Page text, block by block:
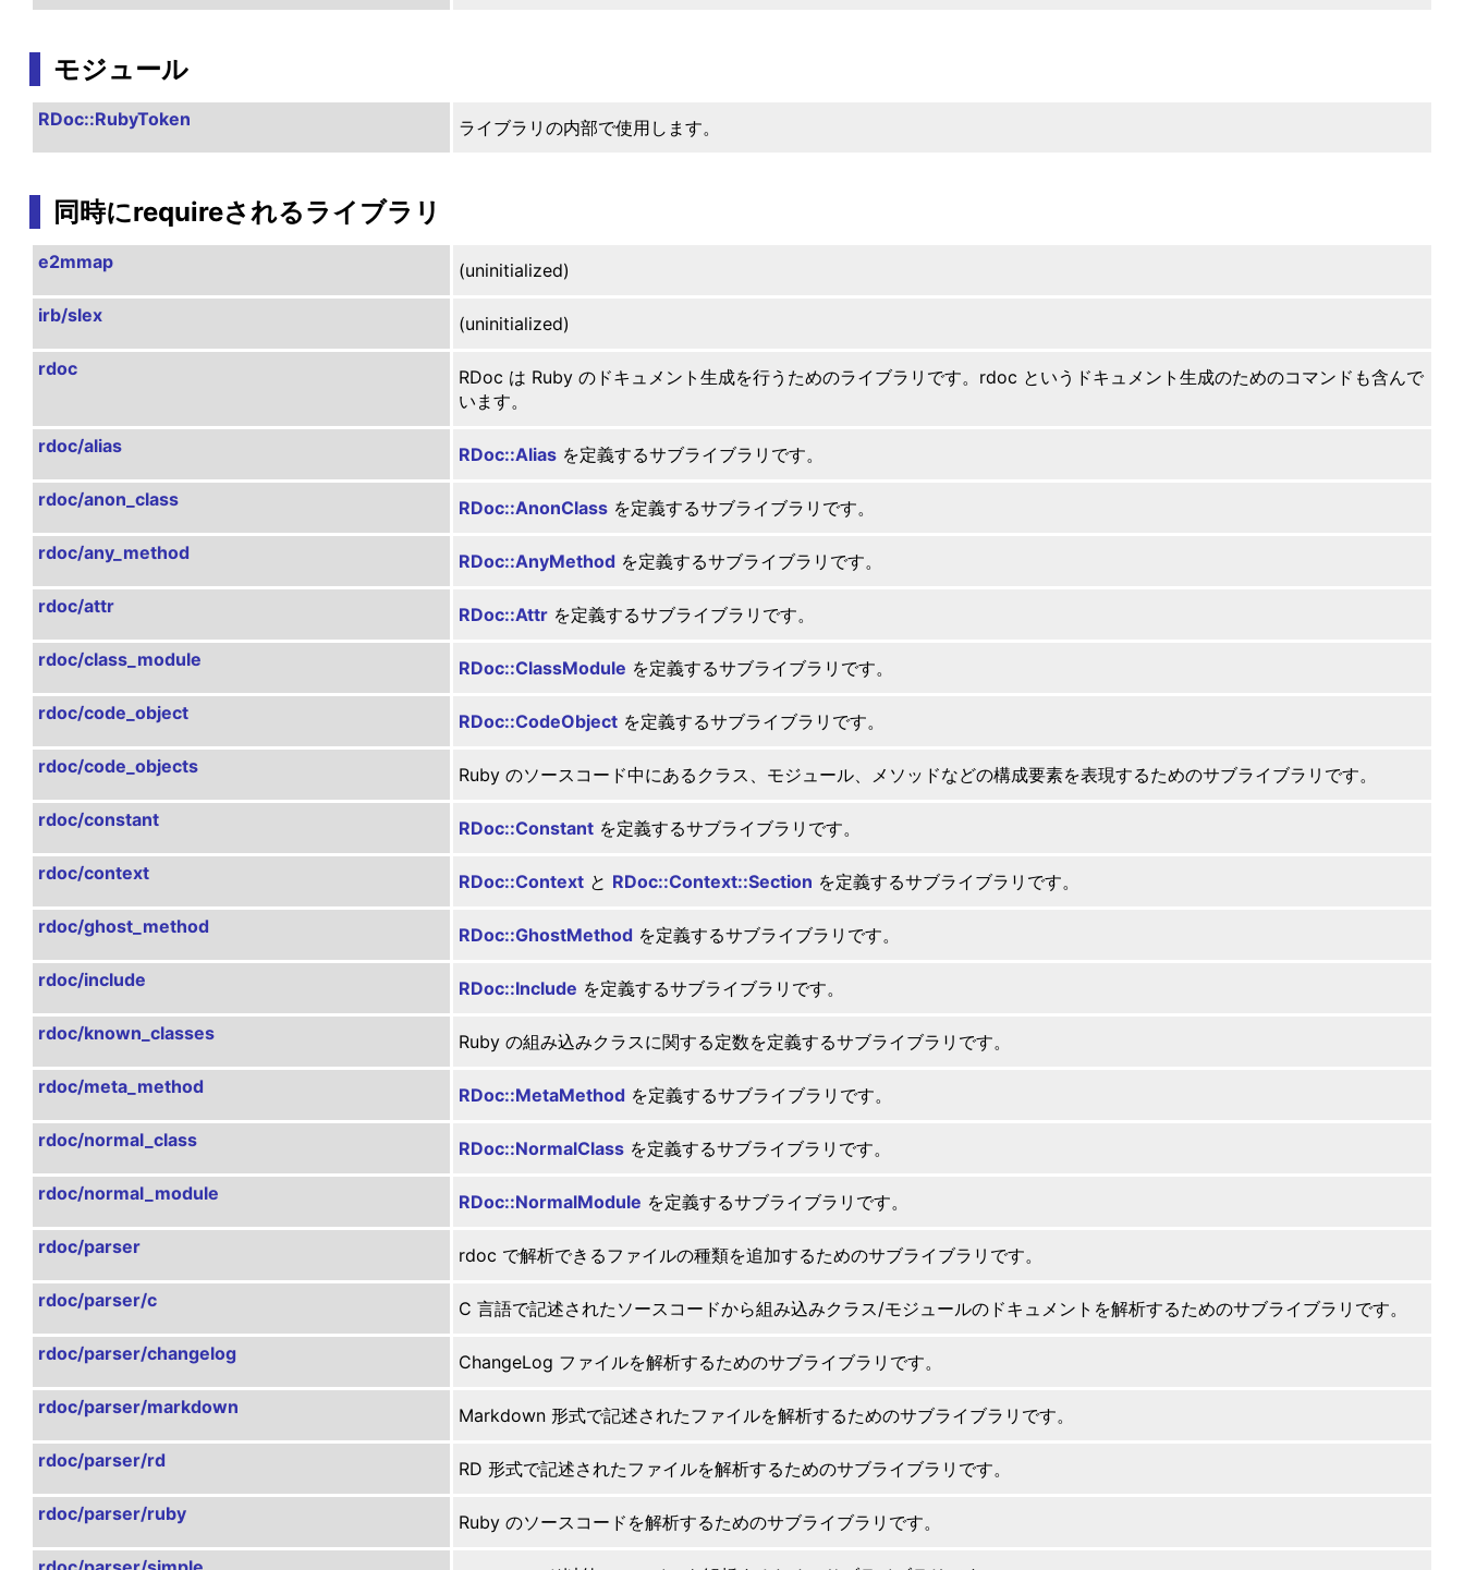
モジュール
RDoc::RubyToken ライブラリの内部で使用します。
同時にrequireされるライブラリ
e2mmap (uninitialized)
irb/slex (uninitialized)
rdoc
RDoc は Ruby のドキュメント生成を行うためのライブラリです。rdoc というドキュメント生成のためのコマンドも含んで
います。
rdoc/alias RDoc::Aliasを定義するサブライブラリです。
rdoc/anon_class RDoc::AnonClassを定義するサブライブラリです。
rdoc/any_method RDoc::AnyMethod を定義するサブライブラリです。
rdoc/attr RDoc::Attrを定義するサブライブラリです。
rdoc/class_module RDoc::ClassModule を定義するサブライブラリです。
rdoc/code_object RDoc::CodeObjectを定義するサブライブラリです。
rdoc/code_objects Ruby のソースコード中にあるクラス、モジュール、メソッドなどの構成要素を表現するためのサブライブラリです。
rdoc/constant RDoc::Constantを定義するサブライブラリです。
rdoc/context RDoc::Contextと RDoc::Context::Section を定義するサブライブラリです。
rdoc/ghost_method RDoc::GhostMethod を定義するサブライブラリです。
rdoc/include RDoc::Include を定義するサブライブラリです。
rdoc/known_classes Ruby の組み込みクラスに関する定数を定義するサブライブラリです。
rdoc/meta_method RDoc::MetaMethod を定義するサブライブラリです。
rdoc/normal_class RDoc::NormalClassを定義するサブライブラリです。
rdoc/normal_module RDoc::NormalModule を定義するサブライブラリです。
rdoc/parser rdoc で解析できるファイルの種類を追加するためのサブライブラリです。
rdoc/parser/c C 言語で記述されたソースコードから組み込みクラス/モジュールのドキュメントを解析するためのサブライブラリです。
rdoc/parser/changelog ChangeLog ファイルを解析するためのサブライブラリです。
rdoc/parser/markdown Markdown 形式で記述されたファイルを解析するためのサブライブラリです。
rdoc/parser/rd RD 形式で記述されたファイルを解析するためのサブライブラリです。
rdoc/parser/ruby Ruby のソースコードを解析するためのサブライブラリです。